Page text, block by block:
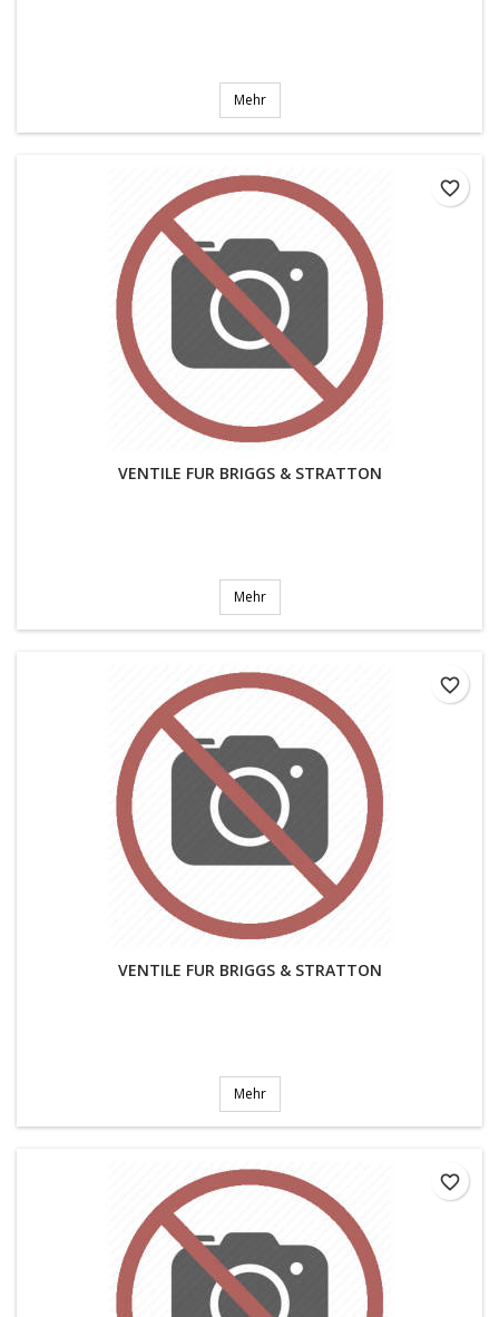
Mehr
VENTILE FUR BRIGGS & STRATTON
Mehr
favorite_border
VENTILE FUR BRIGGS & STRATTON
Mehr
favorite_border
favorite_border